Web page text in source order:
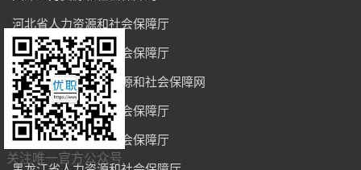
关注唯一官方公众号
河北省人力资源和社会保障厅
山西省人力资源和社会保障厅
内蒙古自治区人力资源和社会保障网
辽宁省人力资源和社会保障厅
吉林省人力资源和社会保障厅